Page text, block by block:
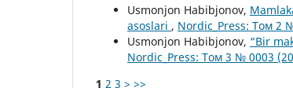
Usmonjon Habibjonov,
asoslari , Nordic_Press: Том 2
Usmonjon Habibjonov, “Bir
Nordic_Press: Том 3 № 0003
1 2 3 > >>